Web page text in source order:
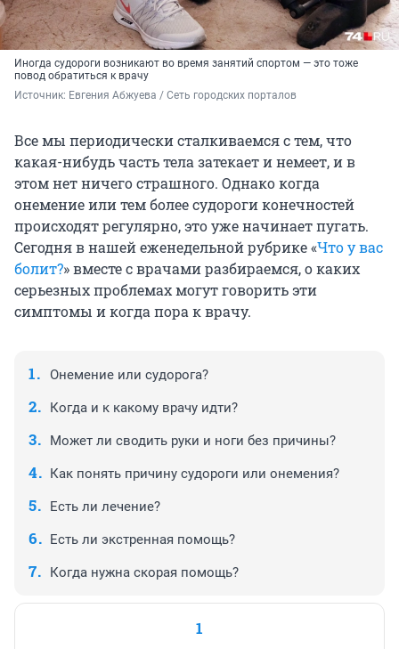
Иногда судороги возникают во время занятий спортом — это тоже
повод обратиться к врачу
Источник: Евгения Абжуева / Сеть городских порталов
Все мы периодически сталкиваемся с тем, что
какая-нибудь часть тела затекает и немеет, и в
этом нет ничего страшного. Однако когда
онемение или тем более судороги конечностей
происходят регулярно, это уже начинает пугать.
Сегодня в нашей еженедельной рубрике «Что у вас
болит?» вместе с врачами разбираемся, о каких
серьезных проблемах могут говорить эти
симптомы и когда пора к врачу.
Онемение или судорога?
Когда и к какому врачу идти?
Может ли сводить руки и ноги без причины?
Как понять причину судороги или онемения?
Есть ли лечение?
Есть ли экстренная помощь?
Когда нужна скорая помощь?
1